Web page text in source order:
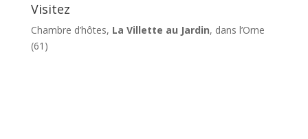
Visitez
Chambre d’hôtes, La Villette au Jardin, dans l’Orne
(61)